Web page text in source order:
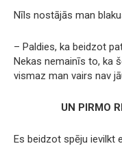
Nīls nostājās man
– Paldies, ka beidzot
Nekas nemainīs to, ka
vismaz man vairs nav
UN PIRMO
Es beidzot spēju ievilkt